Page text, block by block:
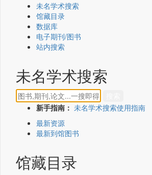
未名学术搜索
馆藏目录
数据库
电子期刊/图书
站内搜索
未名学术搜索
新手指南： 未名学术搜索使用指南
最新资源
最新到馆图书
馆藏目录